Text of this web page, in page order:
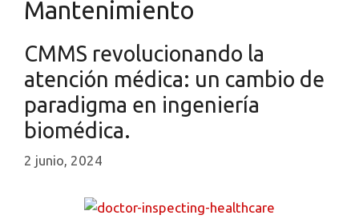
Mantenimiento
CMMS revolucionando la
atención médica: un cambio de
paradigma en ingeniería
biomédica.
2 junio, 2024